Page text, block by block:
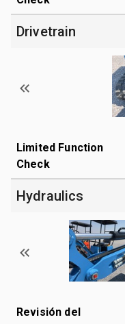
Drivetrain
Limited Function
Check
Hydraulics
Revisión del